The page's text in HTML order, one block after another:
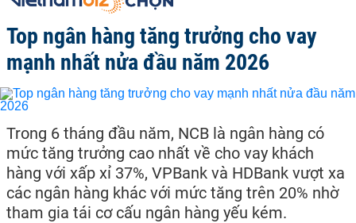
Top ngân hàng tăng trưởng cho vay
mạnh nhất nửa đầu năm 2026
Trong 6 tháng đầu năm, NCB là ngân hàng có
mức tăng trưởng cao nhất về cho vay khách
hàng với xấp xỉ 37%, VPBank và HDBank vượt xa
các ngân hàng khác với mức tăng trên 20% nhờ
tham gia tái cơ cấu ngân hàng yếu kém.